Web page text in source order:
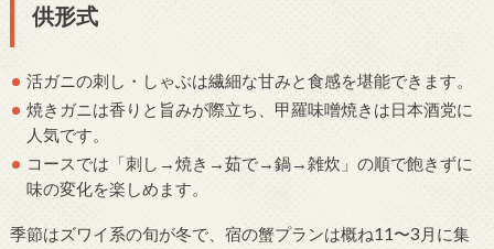
供形式
活ガニの刺し・しゃぶは繊細な甘みと食感を堪能できます。
焼きガニは香りと旨みが際立ち、甲羅味噌焼きは日本酒党に
人気です。
コースでは「刺し→焼き→茹で→鍋→雑炊」の順で飽きずに
味の変化を楽しめます。
季節はズワイ系の旬が冬で、宿の蟹プランは概ね11〜3月に集